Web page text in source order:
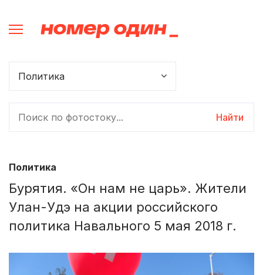
Найти
Политика
Бурятия. «Он нам не царь». Жители
Улан-Удэ на акции российского
политика Навального 5 мая 2018 г.